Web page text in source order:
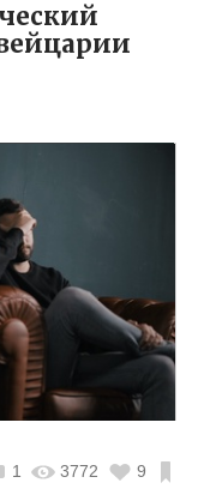
1 3772 9